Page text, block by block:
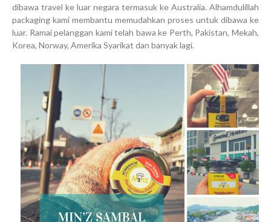
dibawa travel ke luar negara termasuk ke Australia. Alhamdulillah
packaging kami membantu memudahkan proses untuk dibawa ke
luar. Ramai pelanggan kami telah bawa ke Perth, Pakistan, Mekah,
Korea, Norway, Amerika Syarikat dan banyak lagi.